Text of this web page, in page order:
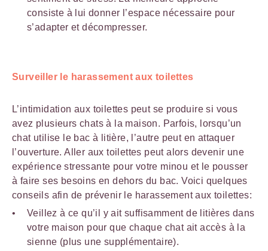
consiste à lui donner l’espace nécessaire pour
s’adapter et décompresser.
Surveiller le harassement aux toilettes
L’intimidation aux toilettes peut se produire si vous
avez plusieurs chats à la maison. Parfois, lorsqu’un
chat utilise le bac à litière, l’autre peut en attaquer
l’ouverture. Aller aux toilettes peut alors devenir une
expérience stressante pour votre minou et le pousser
à faire ses besoins en dehors du bac. Voici quelques
conseils afin de prévenir le harassement aux toilettes:
Veillez à ce qu’il y ait suffisamment de litières dans
votre maison pour que chaque chat ait accès à la
sienne (plus une supplémentaire).